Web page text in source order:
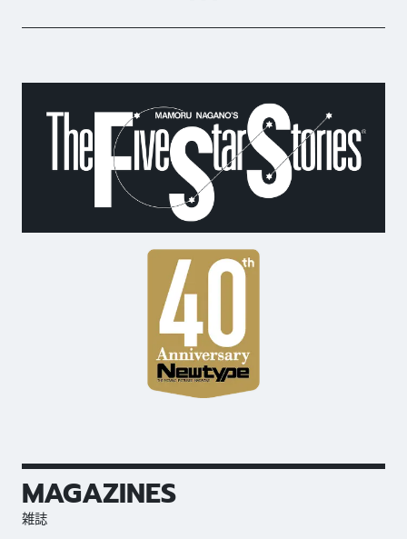
MAGAZINES
雑誌